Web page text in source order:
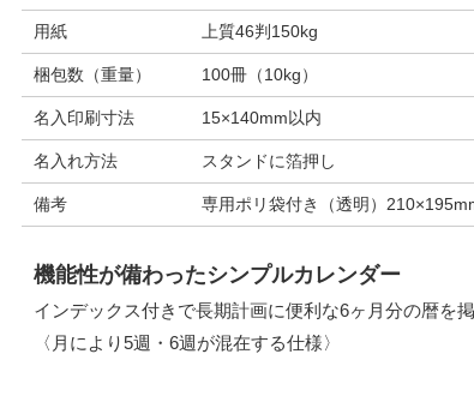
用紙 上質46判150kg
梱包数（重量） 100冊（10kg）
名入印刷寸法 15×140mm以内
名入れ方法 スタンドに箔押し
備考 専用ポリ袋付き（透明）
機能性が備わったシンプルカレンダー
インデックス付きで長期計画に便利な6ヶ月分の暦を掲
〈月により5週・6週が混在する仕様〉